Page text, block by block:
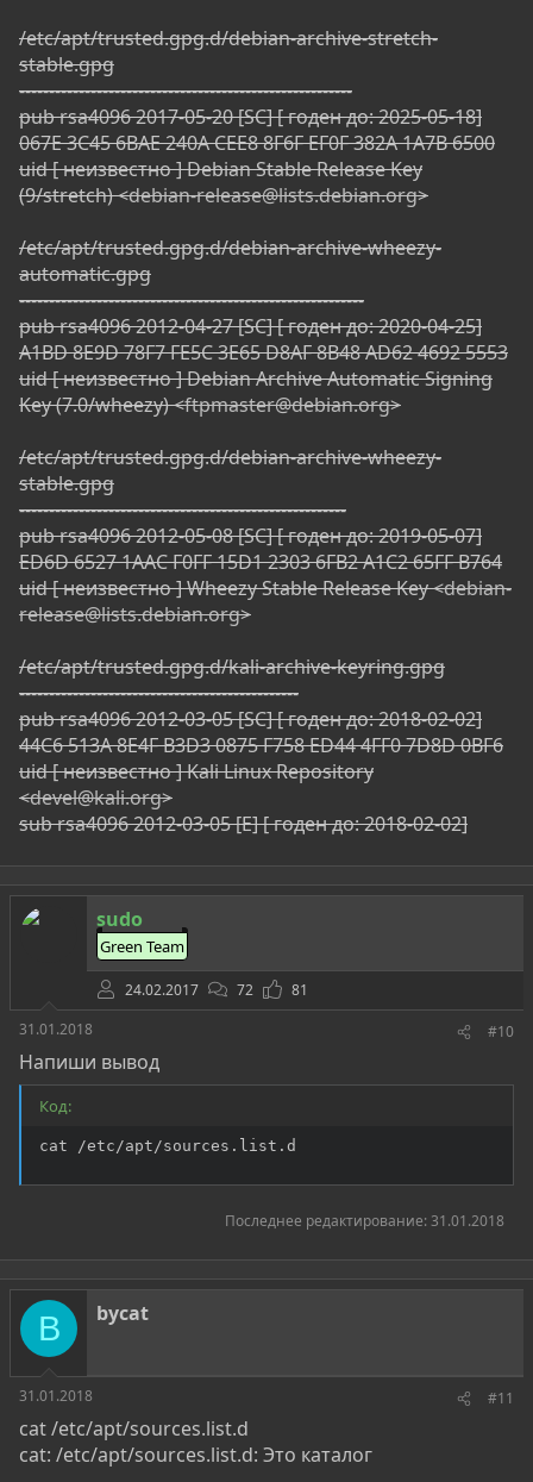
/etc/apt/trusted.gpg.d/debian-archive-stretch-
stable.gpg
--------------------------------------------------------
pub rsa4096 2017-05-20 [SC] [ годен до: 2025-05-18]
067E 3C45 6BAE 240A CEE8 8F6F EF0F 382A 1A7B 6500
uid [ неизвестно ] Debian Stable Release Key
(9/stretch) <debian-release@lists.debian.org>
/etc/apt/trusted.gpg.d/debian-archive-wheezy-
automatic.gpg
----------------------------------------------------------
pub rsa4096 2012-04-27 [SC] [ годен до: 2020-04-25]
A1BD 8E9D 78F7 FE5C 3E65 D8AF 8B48 AD62 4692 5553
uid [ неизвестно ] Debian Archive Automatic Signing
Key (7.0/wheezy) <ftpmaster@debian.org>
/etc/apt/trusted.gpg.d/debian-archive-wheezy-
stable.gpg
-------------------------------------------------------
pub rsa4096 2012-05-08 [SC] [ годен до: 2019-05-07]
ED6D 6527 1AAC F0FF 15D1 2303 6FB2 A1C2 65FF B764
uid [ неизвестно ] Wheezy Stable Release Key <debian-
release@lists.debian.org>
/etc/apt/trusted.gpg.d/kali-archive-keyring.gpg
-----------------------------------------------
pub rsa4096 2012-03-05 [SC] [ годен до: 2018-02-02]
44C6 513A 8E4F B3D3 0875 F758 ED44 4FF0 7D8D 0BF6
uid [ неизвестно ] Kali Linux Repository
<devel@kali.org>
sub rsa4096 2012-03-05 [E] [ годен до: 2018-02-02]
sudo
Green Team
24.02.2017 72
81
31.01.2018
#10
Напиши вывод
Код:
cat /etc/apt/sources.list.d
Последнее редактирование: 31.01.2018
B bycat
31.01.2018 #11
cat /etc/apt/sources.list.d
cat: /etc/apt/sources.list.d: Это каталог